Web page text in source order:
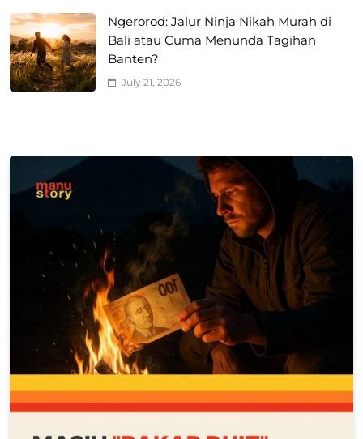
Ngerorod: Jalur Ninja Nikah Murah di
Bali atau Cuma Menunda Tagihan
Banten?
July 21, 2026